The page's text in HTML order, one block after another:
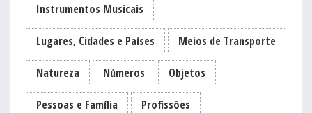
Instrumentos Musicais
Lugares, Cidades e Países Meios de Transporte
Natureza Números Objetos
Pessoas e Família Profissões